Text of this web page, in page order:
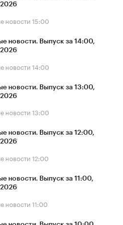
новости15:00
новости. Выпуск за 14:00,
новости14:00
новости. Выпуск за 13:00,
новости13:00
новости. Выпуск за 12:00,
новости12:00
новости. Выпуск за 11:00,
новости11:00